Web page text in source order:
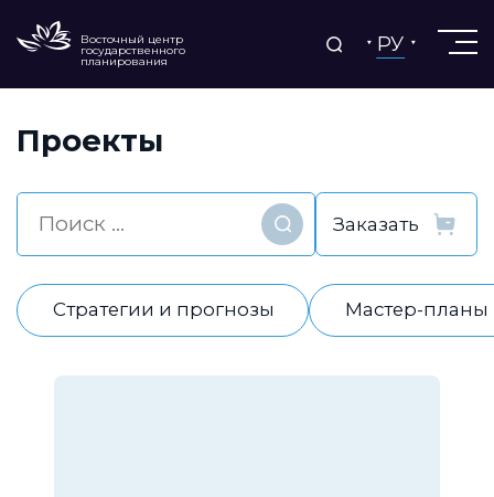
Восточный центр
государственного
планирования
РУ
Проекты
Найти
Стратегии и прогнозы Мастер-планы